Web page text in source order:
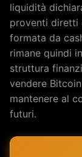
liquidità
proventi diretti
formata da
rimane quindi
struttura
vendere
mantenere al
futuri.